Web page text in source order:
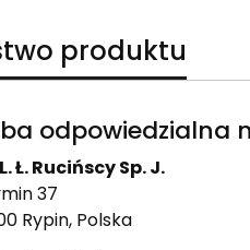
produktu
odpowiedzialna
Ł. Rucińscy Sp. J.
37
Rypin, Polska